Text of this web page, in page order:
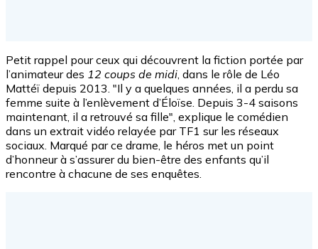
Petit rappel pour ceux qui découvrent la fiction portée par
l’animateur des 12 coups de midi , dans le rôle de Léo
Mattéï depuis 2013. "Il y a quelques années, il a perdu sa
femme suite à l’enlèvement d’Éloïse. Depuis 3-4 saisons
maintenant, il a retrouvé sa fille", explique le comédien
dans un extrait vidéo relayée par TF1 sur les réseaux
sociaux. Marqué par ce drame, le héros met un point
d’honneur à s’assurer du bien-être des enfants qu’il
rencontre à chacune de ses enquêtes.